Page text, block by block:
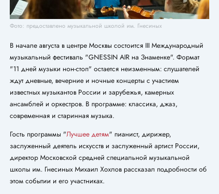
Фото: предоставлено музыкальной школой им. Гнесиных
В начале августа в центре Москвы состоится III Международный
музыкальный фестиваль "GNESSIN AIR на Знаменке". Формат
"11 дней музыки нон-стоп" остается неизменным: слушателей
ждут дневные, вечерние и ночные концерты с участием
известных музыкантов России и зарубежья, камерных
ансамблей и оркестров. В программе: классика, джаз,
современная и старинная музыка.
Гость программы "Лучшее детям" пианист, дирижер,
заслуженный деятель искусств и заслуженный артист России,
директор Московской средней специальной музыкальной
школы им. Гнесиных Михаил Хохлов рассказал подробности об
этом событии и его участниках.